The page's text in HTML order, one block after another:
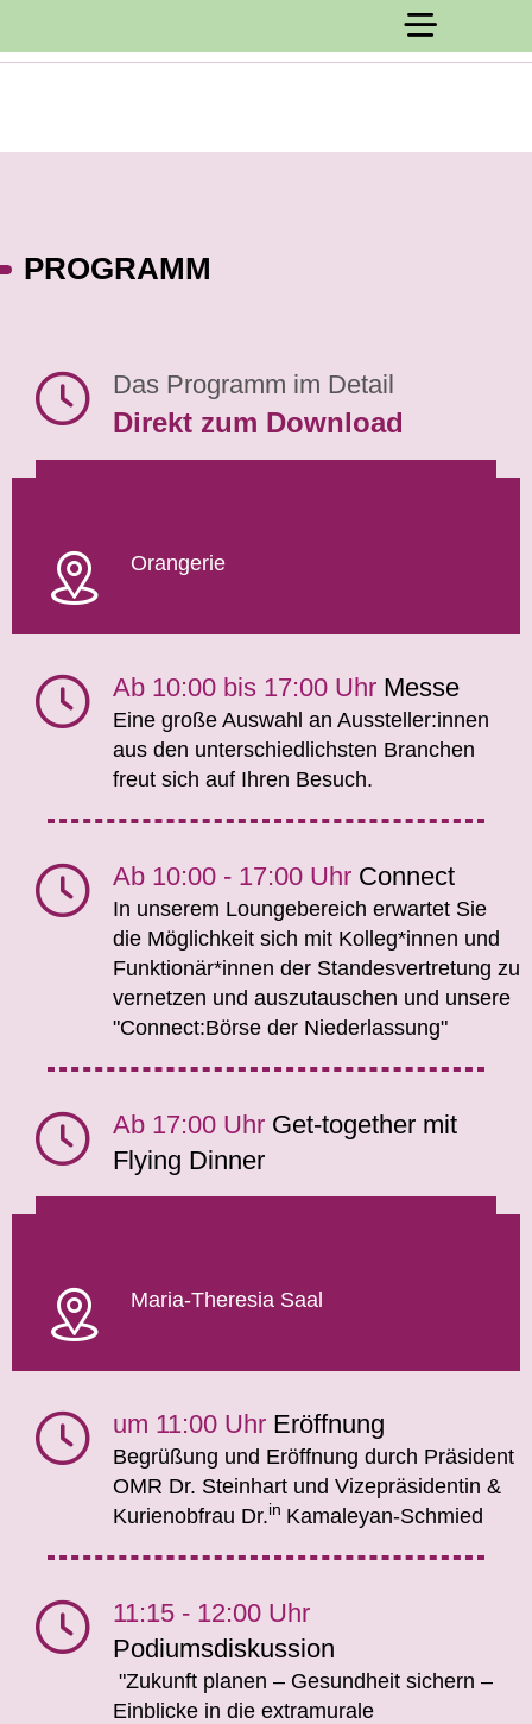
PROGRAMM
Das Programm im Detail
Direkt zum Download
Orangerie
Ab 10:00 bis 17:00 Uhr Messe
Eine große Auswahl an Aussteller:innen
aus den unterschiedlichsten Branchen
freut sich auf Ihren Besuch.
Ab 10:00 - 17:00 Uhr Connect
In unserem Loungebereich erwartet Sie
die Möglichkeit sich mit Kolleg*innen und
Funktionär*innen der Standesvertretung zu
vernetzen und auszutauschen und unsere
"Connect:Börse der Niederlassung"
Ab 17:00 Uhr Get-together mit
Flying Dinner
Maria-Theresia Saal
um 11:00 Uhr Eröffnung
Begrüßung und Eröffnung durch Präsident
OMR Dr. Steinhart und Vizepräsidentin &
Kurienobfrau Dr.in Kamaleyan-Schmied
11:15 - 12:00 Uhr
Podiumsdiskussion
"Zukunft planen – Gesundheit sichern –
Einblicke in die extramurale